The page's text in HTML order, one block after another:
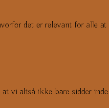
det er relevant for alle
vi altså ikke bare sidder